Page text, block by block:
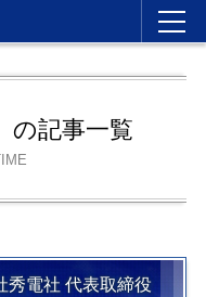
の記事一覧
秀電社 代表取締役